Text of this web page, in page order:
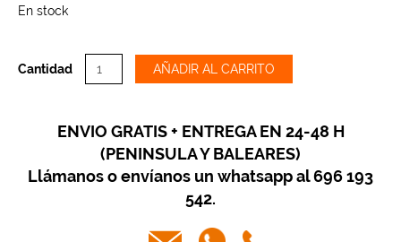
En stock
Cantidad AÑADIR AL CARRITO
ENVIO GRATIS + ENTREGA EN 24-48 H
(PENINSULA Y BALEARES)
Llámanos o envíanos un whatsapp al 696 193
542.